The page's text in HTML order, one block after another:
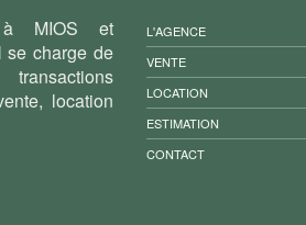
à MIOS et
se charge de
location
L'AGENCE
VENTE
LOCATION
ESTIMATION
CONTACT